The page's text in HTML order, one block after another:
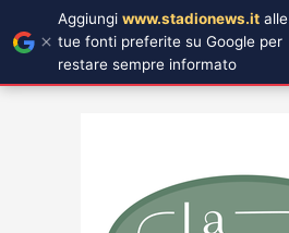
Aggiungi www.stadionews.it alle
tue fonti preferite su Google per
restare sempre informato